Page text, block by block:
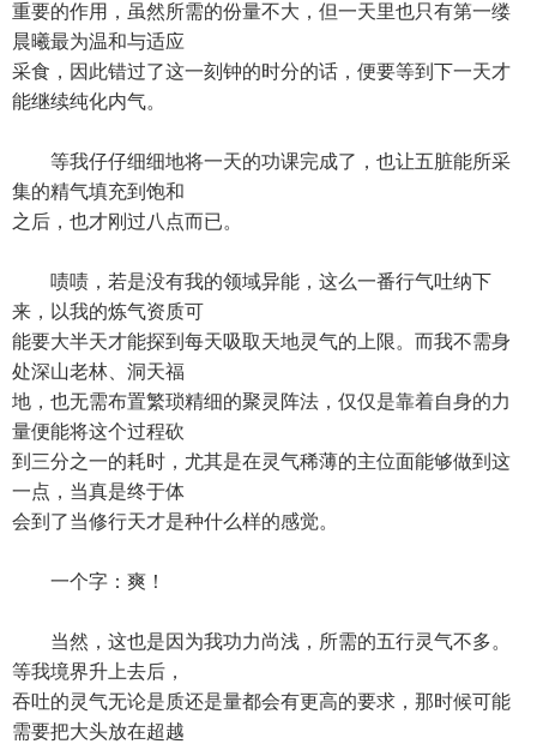
重要的作用，虽然所需的份量不大，但一天里也只有第一缕
晨曦最为温和与适应
采食，因此错过了这一刻钟的时分的话，便要等到下一天才
能继续纯化内气。
等我仔仔细细地将一天的功课完成了，也让五脏能所采
集的精气填充到饱和
之后，也才刚过八点而已。
啧啧，若是没有我的领域异能，这么一番行气吐纳下
来，以我的炼气资质可
能要大半天才能探到每天吸取天地灵气的上限。而我不需身
处深山老林、洞天福
地，也无需布置繁琐精细的聚灵阵法，仅仅是靠着自身的力
量便能将这个过程砍
到三分之一的耗时，尤其是在灵气稀薄的主位面能够做到这
一点，当真是终于体
会到了当修行天才是种什么样的感觉。
一个字：爽！
当然，这也是因为我功力尚浅，所需的五行灵气不多。
等我境界升上去后，
吞吐的灵气无论是质还是量都会有更高的要求，那时候可能
需要把大头放在超越